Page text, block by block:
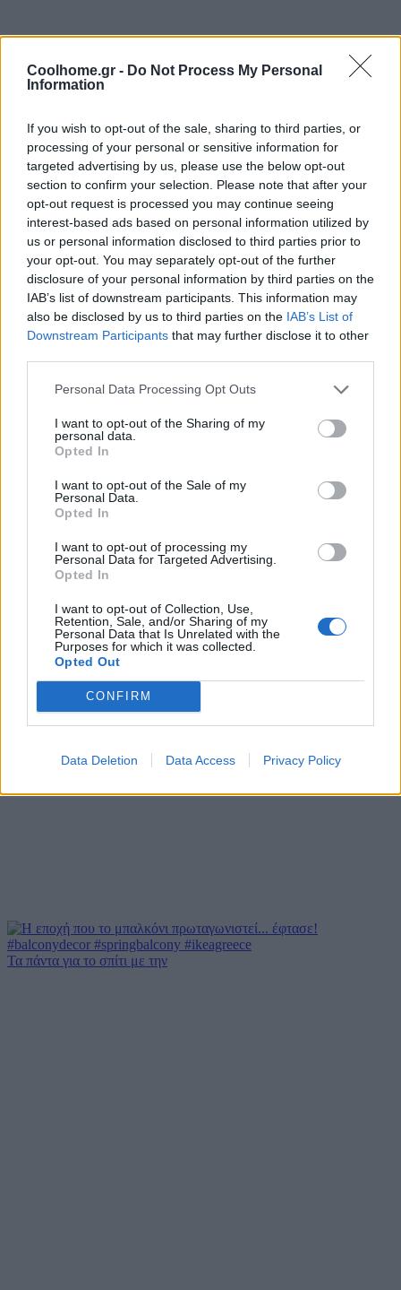
Coolhome.gr - Do Not Process My Personal
Information
If you wish to opt-out of the sale, sharing to third parties, or
processing of your personal or sensitive information for
targeted advertising by us, please use the below opt-out
section to confirm your selection. Please note that after your
opt-out request is processed you may continue seeing
interest-based ads based on personal information utilized by
us or personal information disclosed to third parties prior to
your opt-out. You may separately opt-out of the further
disclosure of your personal information by third parties on the
IAB’s list of downstream participants. This information may
also be disclosed by us to third parties on the IAB’s List of
Downstream Participants that may further disclose it to other
Personal Data Processing Opt Outs
I want to opt-out of the Sharing of my
personal data.
Opted In
I want to opt-out of the Sale of my
Personal Data.
Opted In
I want to opt-out of processing my
Personal Data for Targeted Advertising.
Opted In
I want to opt-out of Collection, Use,
Retention, Sale, and/or Sharing of my
Personal Data that Is Unrelated with the
Purposes for which it was collected.
Opted Out
CONFIRM
Data Deletion Data Access Privacy Policy
Τα πάντα για το σπίτι με την